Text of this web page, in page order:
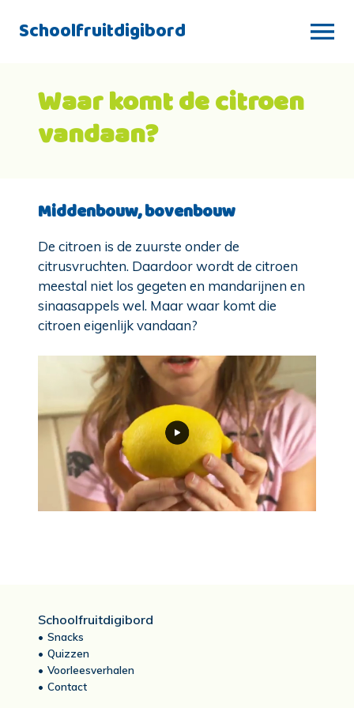
Schoolfruitdigibord
Waar komt de citroen
vandaan?
Middenbouw, bovenbouw
De citroen is de zuurste onder de
citrusvruchten. Daardoor wordt de citroen
meestal niet los gegeten en mandarijnen en
sinaasappels wel. Maar waar komt die
citroen eigenlijk vandaan?
Schoolfruitdigibord
Snacks
Quizzen
Voorleesverhalen
Contact